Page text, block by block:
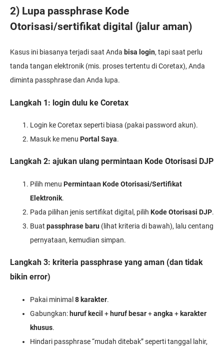
2) Lupa passphrase Kode
Otorisasi/sertifikat digital (jalur aman)
Kasus ini biasanya terjadi saat Anda bisa login, tapi saat perlu
tanda tangan elektronik (mis. proses tertentu di Coretax), Anda
diminta passphrase dan Anda lupa.
Langkah 1: login dulu ke Coretax
Login ke Coretax seperti biasa (pakai password akun).
Masuk ke menu Portal Saya.
Langkah 2: ajukan ulang permintaan Kode Otorisasi DJP
Pilih menu Permintaan Kode Otorisasi/Sertifikat
Elektronik.
Pada pilihan jenis sertifikat digital, pilih Kode Otorisasi DJP.
Buat passphrase baru (lihat kriteria di bawah), lalu centang
pernyataan, kemudian simpan.
Langkah 3: kriteria passphrase yang aman (dan tidak
bikin error)
Pakai minimal8 karakter.
Gabungkan:huruf kecil +huruf besar+angka +karakter
khusus.
Hindari passphrase “mudah ditebak” seperti tanggal lahir,